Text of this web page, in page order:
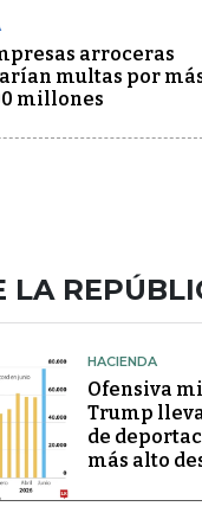
arroceras
multas por
millones
LA
HACIENDA
Ofensiva
Trump
de
más alto